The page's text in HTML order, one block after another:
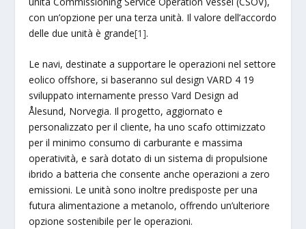
con un’opzione per una terza unità. Il valore dell’accordo
delle due unità è grande[1].
Le navi, destinate a supportare le operazioni nel settore
eolico offshore, si baseranno sul design VARD 4 19
sviluppato internamente presso Vard Design ad
Ålesund, Norvegia. Il progetto, aggiornato e
personalizzato per il cliente, ha uno scafo ottimizzato
per il minimo consumo di carburante e massima
operatività, e sarà dotato di un sistema di propulsione
ibrido a batteria che consente anche operazioni a zero
emissioni. Le unità sono inoltre predisposte per una
futura alimentazione a metanolo, offrendo un’ulteriore
opzione sostenibile per le operazioni.